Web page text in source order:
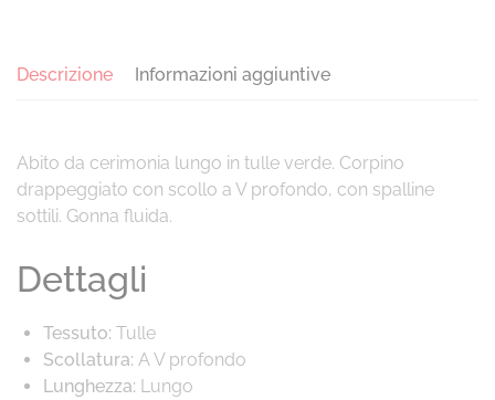
Descrizione Informazioni aggiuntive
Abito da cerimonia lungo in tulle verde. Corpino
drappeggiato con scollo a V profondo, con spalline
sottili. Gonna fluida.
Dettagli
Tessuto: Tulle
Scollatura: A V profondo
Lunghezza: Lungo